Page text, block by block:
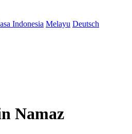
Indonesia Melayu Deutsch
Namaz